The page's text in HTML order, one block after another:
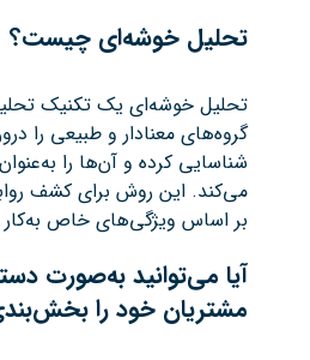
تحلیل خوشه‌ای چیست؟
تحلیل خوشه‌ای یک تکنیک
گروه‌های معنادار و طبیعی را
شناسایی کرده و آن‌ها را
می‌کند. این روش برای کشف
بر اساس ویژگی‌های خاص
آیا می‌توانید به‌صورت
مشتریان خود را